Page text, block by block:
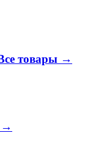
товары →
→